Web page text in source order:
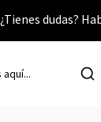
¿Tienes dudas?